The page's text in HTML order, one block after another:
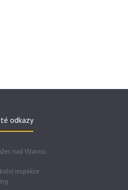
odkazy
nad Vltavou
inspekce